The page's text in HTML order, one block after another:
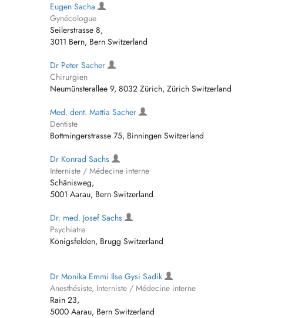
Eugen Sacha
Gynécologue
Seilerstrasse 8,
3011 Bern, Bern Switzerland
Dr Peter Sacher
Chirurgien
Neumünsterallee 9, 8032 Zürich, Zürich Switzerland
Med. dent. Mattia Sacher
Dentiste
Bottmingerstrasse 75, Binningen Switzerland
Dr Konrad Sachs
Interniste / Médecine interne
Schänisweg,
5001 Aarau, Bern Switzerland
Dr. med. Josef Sachs
Psychiatre
Königsfelden, Brugg Switzerland
Dr Monika Emmi Ilse Gysi Sadik
Anesthésiste, Interniste / Médecine interne
Rain 23,
5000 Aarau, Bern Switzerland